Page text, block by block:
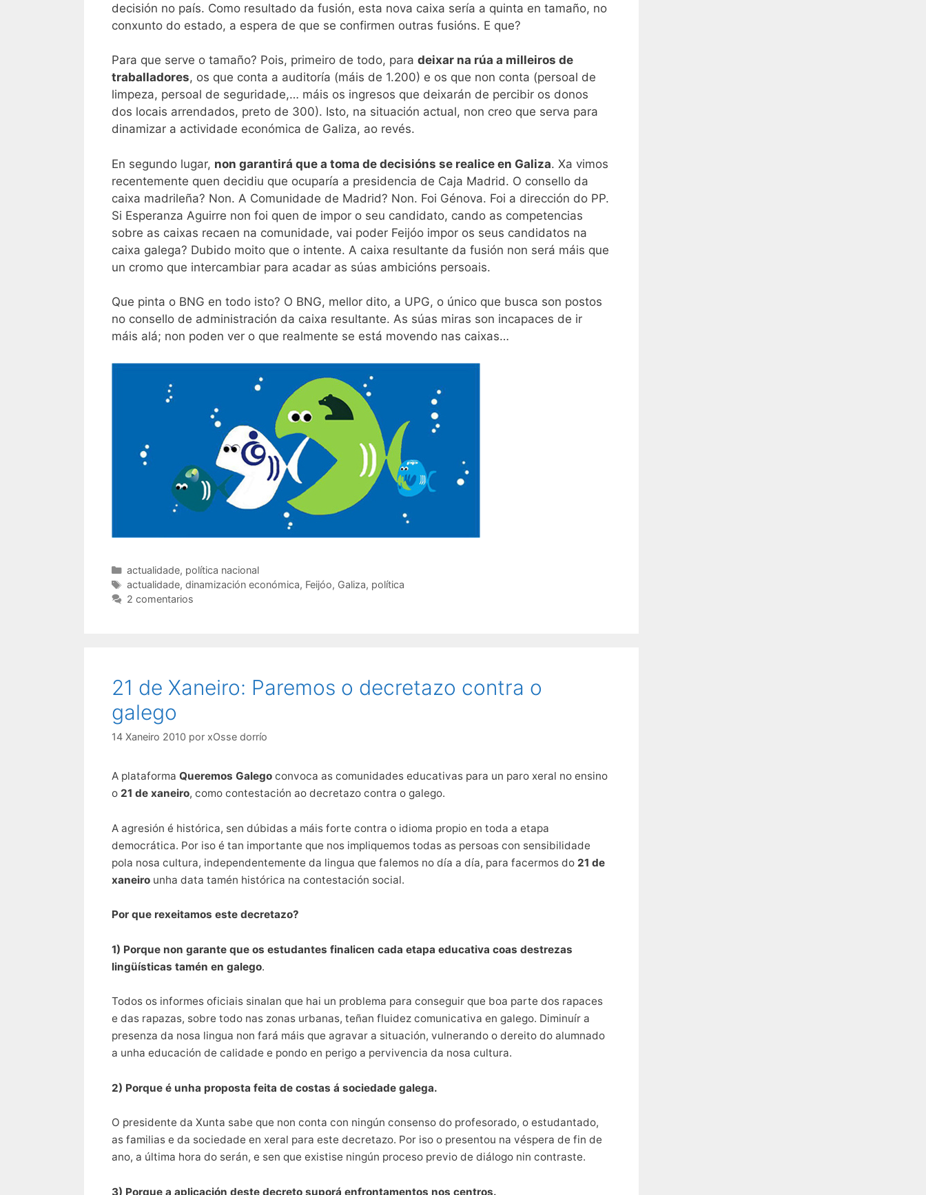
decisión no país. Como resultado da fusión, esta nova caixa sería a quinta en tamaño, no
conxunto do estado, a espera de que se confirmen outras fusións. E que?
Para que serve o tamaño? Pois, primeiro de todo, para deixar na rúa a milleiros de
traballadores, os que conta a auditoría (máis de 1.200) e os que non conta (persoal de
limpeza, persoal de seguridade,… máis os ingresos que deixarán de percibir os donos
dos locais arrendados, preto de 300). Isto, na situación actual, non creo que serva para
dinamizar a actividade económica de Galiza, ao revés.
En segundo lugar, non garantirá que a toma de decisións se realice en Galiza. Xa vimos
recentemente quen decidiu que ocuparía a presidencia de Caja Madrid. O consello da
caixa madrileña? Non. A Comunidade de Madrid? Non. Foi Génova. Foi a dirección do PP.
Si Esperanza Aguirre non foi quen de impor o seu candidato, cando as competencias
sobre as caixas recaen na comunidade, vai poder Feijóo impor os seus candidatos na
caixa galega? Dubido moito que o intente. A caixa resultante da fusión non será máis que
un cromo que intercambiar para acadar as súas ambicións persoais.
Que pinta o BNG en todo isto? O BNG, mellor dito, a UPG, o único que busca son postos
no consello de administración da caixa resultante. As súas miras son incapaces de ir
máis alá; non poden ver o que realmente se está movendo nas caixas…
Categorías
actualidade, política nacional
Etiquetas
actualidade, dinamización económica, Feijóo, Galiza, política
2 comentarios
21 de Xaneiro: Paremos o decretazo contra o
galego
14 Xaneiro 2010 por xOsse dorrío
A plataforma Queremos Galego convoca as comunidades educativas para un paro xeral no ensino
o 21 de xaneiro, como contestación ao decretazo contra o galego.
A agresión é histórica, sen dúbidas a máis forte contra o idioma propio en toda a etapa
democrática. Por iso é tan importante que nos impliquemos todas as persoas con sensibilidade
pola nosa cultura, independentemente da lingua que falemos no día a día, para facermos do 21 de
xaneiro unha data tamén histórica na contestación social.
Por que rexeitamos este decretazo?
1) Porque non garante que os estudantes finalicen cada etapa educativa coas destrezas
lingüísticas tamén en galego.
Todos os informes oficiais sinalan que hai un problema para conseguir que boa parte dos rapaces
e das rapazas, sobre todo nas zonas urbanas, teñan fluidez comunicativa en galego. Diminuír a
presenza da nosa lingua non fará máis que agravar a situación, vulnerando o dereito do alumnado
a unha educación de calidade e pondo en perigo a pervivencia da nosa cultura.
2) Porque é unha proposta feita de costas á sociedade galega.
O presidente da Xunta sabe que non conta con ningún consenso do profesorado, o estudantado,
as familias e da sociedade en xeral para este decretazo. Por iso o presentou na véspera de fin de
ano, a última hora do serán, e sen que existise ningún proceso previo de diálogo nin contraste.
3) Porque a aplicación deste decreto suporá enfrontamentos nos centros.